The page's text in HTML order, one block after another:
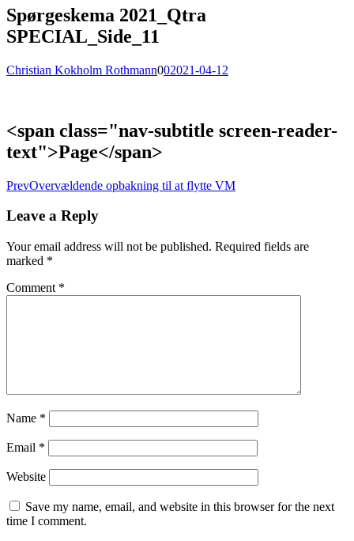
Spørgeskema 2021_Qtra
SPECIAL_Side_11
Christian Kokholm Rothmann002021-04-12
<span class="nav-subtitle screen-reader-
text">Page</span>
PrevOvervældende opbakning til at flytte VM
Leave a Reply
Your email address will not be published. Required fields are
marked *
Comment *
Name *
Email *
Website
Save my name, email, and website in this browser for the next
time I comment.